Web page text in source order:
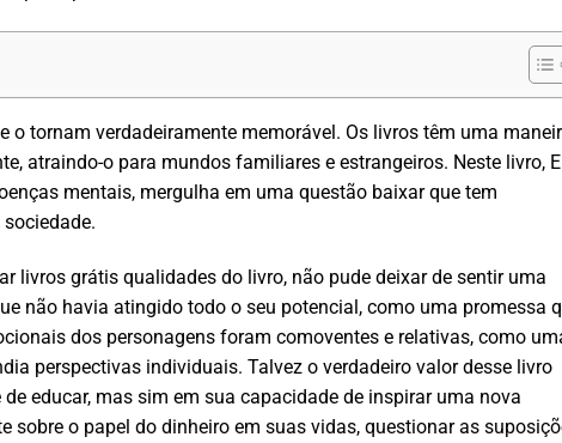
o tornam verdadeiramente memorável. Os livros têm uma
atraindo-o para mundos familiares e estrangeiros. Neste livro,
mentais, mergulha em uma questão baixar que tem
livros grátis qualidades do livro, não pude deixar de sentir uma
não havia atingido todo o seu potencial, como uma promessa
dos personagens foram comoventes e relativas, como
perspectivas individuais. Talvez o verdadeiro valor desse livro
educar, mas sim em sua capacidade de inspirar uma nova
sobre o papel do dinheiro em suas vidas, questionar as